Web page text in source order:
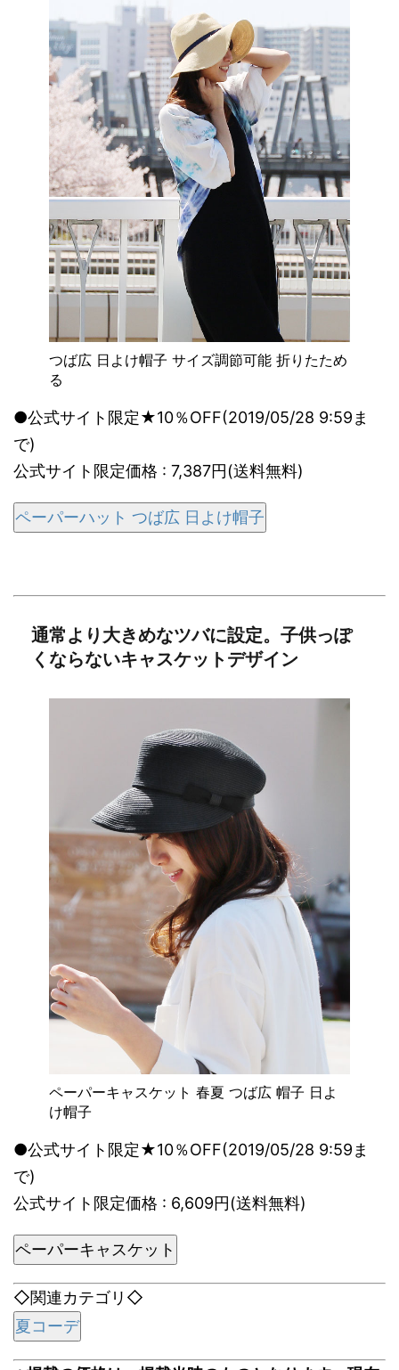
つば広 日よけ帽子 サイズ調節可能 折りたため
る
●公式サイト限定★10％OFF(2019/05/28 9:59ま
で)
公式サイト限定価格 : 7,387円(送料無料)
ペーパーハット つば広 日よけ帽子
通常より大きめなツバに設定。子供っぽ
くならないキャスケットデザイン
ペーパーキャスケット 春夏 つば広 帽子 日よ
け帽子
●公式サイト限定★10％OFF(2019/05/28 9:59ま
で)
公式サイト限定価格 : 6,609円(送料無料)
ペーパーキャスケット
◇関連カテゴリ◇
夏コーデ